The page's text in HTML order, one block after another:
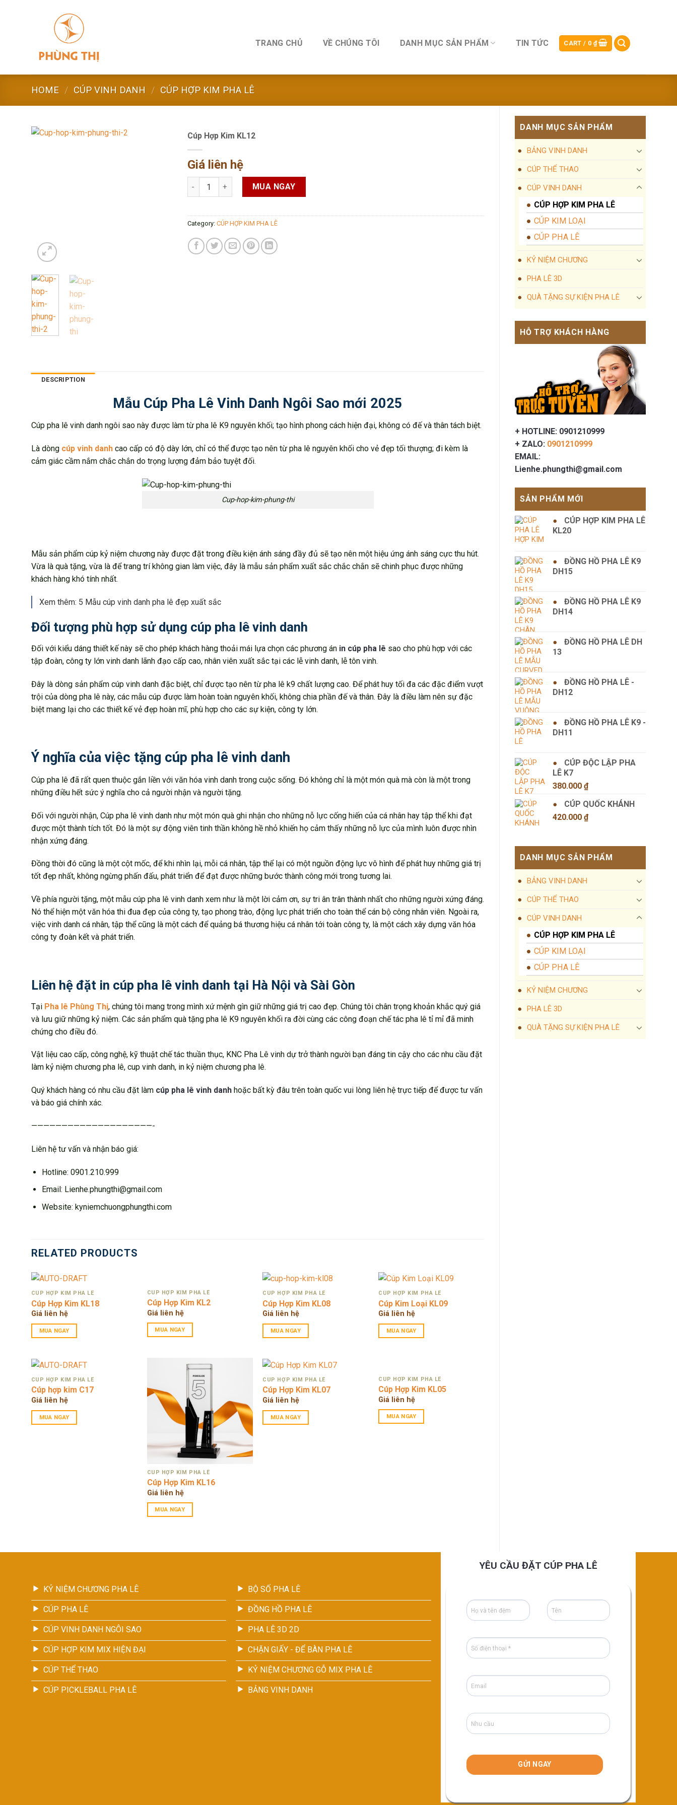
TRANG CHỦ
VỀ CHÚNG TÔI DANH MỤC SẢN PHẨM TIN TỨC CART / 0 ₫
HOME / CÚP VINH DANH / CÚP HỢP KIM PHA LÊ
DANH MỤC SẢN PHẨM
BẢNG VINH DANH
CÚP THỂ THAO
CÚP VINH DANH
CÚP HỢP KIM PHA LÊ
CÚP KIM LOẠI
CÚP PHA LÊ
KỶ NIỆM CHƯƠNG
PHA LÊ 3D
QUÀ TẶNG SỰ KIỆN PHA LÊ
HỖ TRỢ KHÁCH HÀNG
+ HOTLINE: 0901210999
+ ZALO: 0901210999
EMAIL:
Lienhe.phungthi@gmail.com
SẢN PHẨM MỚI
CÚP HỢP KIM PHA LÊ
KL20
ĐỒNG HỒ PHA LÊ K9
DH15
ĐỒNG HỒ PHA LÊ K9
DH14
ĐỒNG HỒ PHA LÊ DH
13
ĐỒNG HỒ PHA LÊ -
DH12
ĐỒNG HỒ PHA LÊ K9 -
DH11
CÚP ĐỘC LẬP PHA
LÊ K7
380.000 ₫
CÚP QUỐC KHÁNH
420.000 ₫
DANH MỤC SẢN PHẨM
BẢNG VINH DANH
CÚP THỂ THAO
CÚP VINH DANH
CÚP HỢP KIM PHA LÊ
CÚP KIM LOẠI
CÚP PHA LÊ
KỶ NIỆM CHƯƠNG
PHA LÊ 3D
QUÀ TẶNG SỰ KIỆN PHA LÊ
Cúp Hợp Kim KL12
Giá liên hệ
Cúp Hợp Kim KL12 quantity
MUA NGAY
Category: CÚP HỢP KIM PHA LÊ
DESCRIPTION
Mẫu Cúp Pha Lê Vinh Danh Ngôi Sao mới 2025
Cúp pha lê vinh danh ngôi sao này được làm từ pha lê K9 nguyên khối; tạo hình phong cách hiện đại, không có đế và thân tách biệt.
Là dòng cúp vinh danh cao cấp có độ dày lớn, chỉ có thể được tạo nên từ pha lê nguyên khối cho vẻ đẹp tối thượng; đi kèm là
cảm giác cầm nắm chắc chắn do trọng lượng đảm bảo tuyệt đối.
Cup-hop-kim-phung-thi
Mẫu sản phẩm cúp kỷ niệm chương này được đặt trong điều kiện ánh sáng đầy đủ sẽ tạo nên một hiệu ứng ánh sáng cực thu hút.
Vừa là quà tặng, vừa là để trang trí không gian làm việc, đây là mẫu sản phẩm xuất sắc chắc chắn sẽ chinh phục được những
khách hàng khó tính nhất.
Xem thêm: 5 Mẫu cúp vinh danh pha lê đẹp xuất sắc
Đối tượng phù hợp sử dụng cúp pha lê vinh danh
Đối với kiểu dáng thiết kế này sẽ cho phép khách hàng thoải mái lựa chọn các phương án in cúp pha lê sao cho phù hợp với các
tập đoàn, công ty lớn vinh danh lãnh đạo cấp cao, nhân viên xuất sắc tại các lễ vinh danh, lễ tôn vinh.
Đây là dòng sản phẩm cúp vinh danh đặc biệt, chỉ được tạo nên từ pha lê k9 chất lượng cao. Để phát huy tối đa các đặc điểm vượt
trội của dòng pha lê này, các mẫu cúp được làm hoàn toàn nguyên khối, không chia phần đế và thân. Đây là điều làm nên sự đặc
biệt mang lại cho các thiết kế vẻ đẹp hoàn mĩ, phù hợp cho các sự kiện, công ty lớn.
Ý nghĩa của việc tặng cúp pha lê vinh danh
Cúp pha lê đã rất quen thuộc gắn liền với văn hóa vinh danh trong cuộc sống. Đó không chỉ là một món quà mà còn là một trong
những điều hết sức ý nghĩa cho cả người nhận và người tặng.
Đối với người nhận, Cúp pha lê vinh danh như một món quà ghi nhận cho những nỗ lực cống hiến của cá nhân hay tập thể khi đạt
được một thành tích tốt. Đó là một sự động viên tinh thần không hề nhỏ khiến họ cảm thấy những nỗ lực của mình luôn được nhìn
nhận xứng đáng.
Đồng thời đó cũng là một cột mốc, để khi nhìn lại, mỗi cá nhân, tập thể lại có một nguồn động lực vô hình để phát huy những giá trị
tốt đẹp nhất, không ngừng phấn đấu, phát triển để đạt được những bước thành công mới trong tương lai.
Về phía người tặng, một mẫu cúp pha lê vinh danh xem như là một lời cảm ơn, sự tri ân trân thành nhất cho những người xứng đáng.
Nó thể hiện một văn hóa thi đua đẹp của công ty, tạo phong trào, động lực phát triển cho toàn thể cán bộ công nhân viên. Ngoài ra,
việc vinh danh cá nhân, tập thể cũng là một cách để quảng bá thương hiệu cá nhân tới toàn công ty, là một cách xây dựng văn hóa
công ty đoàn kết và phát triển.
Liên hệ đặt in cúp pha lê vinh danh tại Hà Nội và Sài Gòn
Tại Pha lê Phùng Thị, chúng tôi mang trong mình xứ mệnh gìn giữ những giá trị cao đẹp. Chúng tôi chân trọng khoản khắc quý giá
và lưu giữ những kỷ niệm. Các sản phẩm quà tặng pha lê K9 nguyên khối ra đời cùng các công đoạn chế tác pha lê tỉ mỉ đã minh
chứng cho điều đó.
Vật liệu cao cấp, công nghệ, kỹ thuật chế tác thuần thục, KNC Pha Lê vinh dự trở thành người bạn đáng tin cậy cho các nhu cầu đặt
làm kỷ niệm chương pha lê, cup vinh danh, in kỷ niệm chương pha lê.
Quý khách hàng có nhu cầu đặt làm cúp pha lê vinh danh hoặc bất kỳ đâu trên toàn quốc vui lòng liên hệ trực tiếp để được tư vấn
và báo giá chính xác.
————————————————————-
Liên hệ tư vấn và nhận báo giá:
Hotline: 0901.210.999
Email: Lienhe.phungthi@gmail.com
Website: kyniemchuongphungthi.com
RELATED PRODUCTS
CÚP HỢP KIM PHA LÊ
Cúp Hợp Kim KL18
Giá liên hệ
MUA NGAY
CÚP HỢP KIM PHA LÊ
Cúp Hợp Kim KL2
Giá liên hệ
MUA NGAY
CÚP HỢP KIM PHA LÊ
Cúp Hợp Kim KL08
Giá liên hệ
MUA NGAY
CÚP HỢP KIM PHA LÊ
Cúp Kim Loại KL09
Giá liên hệ
MUA NGAY
CÚP HỢP KIM PHA LÊ
Cúp hợp kim C17
Giá liên hệ
MUA NGAY
CÚP HỢP KIM PHA LÊ
Cúp Hợp Kim KL16
Giá liên hệ
MUA NGAY
CÚP HỢP KIM PHA LÊ
Cúp Hợp Kim KL07
Giá liên hệ
MUA NGAY
CÚP HỢP KIM PHA LÊ
Cúp Hợp Kim KL05
Giá liên hệ
MUA NGAY
KỶ NIỆM CHƯƠNG PHA LÊ
CÚP PHA LÊ
CÚP VINH DANH NGÔI SAO
CÚP HỢP KIM MIX HIỆN ĐẠI
CÚP THỂ THAO
CÚP PICKLEBALL PHA LÊ
BỘ SỐ PHA LÊ
ĐỒNG HỒ PHA LÊ
PHA LÊ 3D 2D
CHẶN GIẤY - ĐỂ BÀN PHA LÊ
KỶ NIỆM CHƯƠNG GỖ MIX PHA LÊ
BẢNG VINH DANH
YÊU CẦU ĐẶT CÚP PHA LÊ